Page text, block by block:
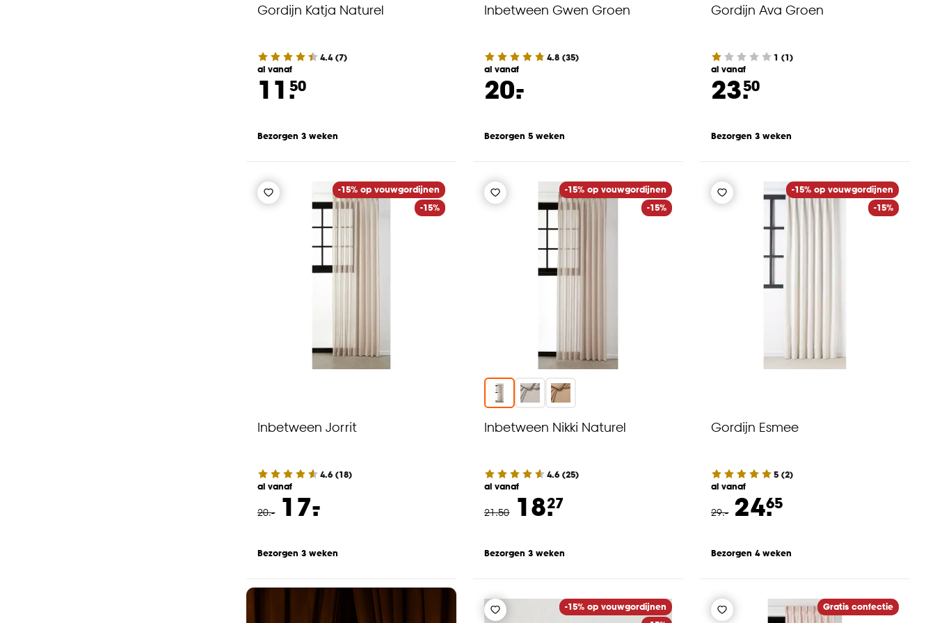
Gordijn Katja Naturel
4.4(7)
al vanaf
11.50
Bezorgen 3 weken
Inbetween Gwen Groen
4.8 (35)
al vanaf
20.
-
Bezorgen 5 weken
Gordijn Ava Groen
1 (1)
al vanaf
23.50
Bezorgen 3 weken
-15% op vouwgordijnen
-15%
Inbetween Jorrit
4.6 (18)
al vanaf
20.- 17.
-
Bezorgen 3 weken
-15% op vouwgordijnen
-15%
Inbetween Nikki Naturel
4.6 (25)
al vanaf
21.50 18.27
Bezorgen 3 weken
-15% op vouwgordijnen
-15%
Gordijn Esmee
5 (2)
al vanaf
29.- 24.65
Bezorgen 4 weken
-15% op vouwgordijnen
Gratis confectie